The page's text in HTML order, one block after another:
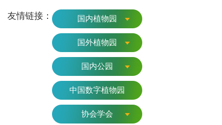
友情链接： 国内植物园
国外植物园
国内公园
中国数字植物园
协会学会